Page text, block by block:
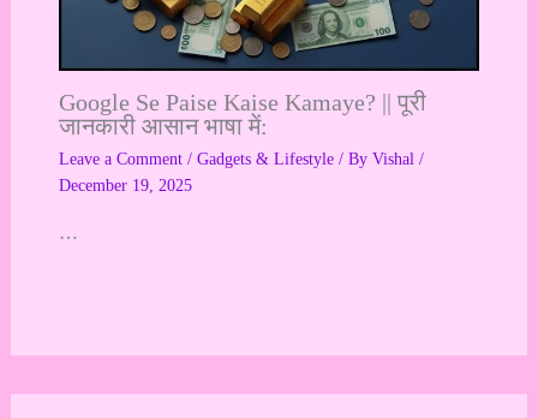
Google Se Paise Kaise Kamaye? || पूरी
जानकारी आसान भाषा में:
Leave a Comment / Gadgets & Lifestyle/ By Vishal /
December 19, 2025
…